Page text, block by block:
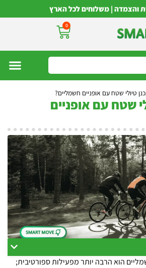
0
טיולי שטח עם אופניים חשמליים?
שטח עם אופניים
הוא הרבה יותר מפעילות ספורטיבית;